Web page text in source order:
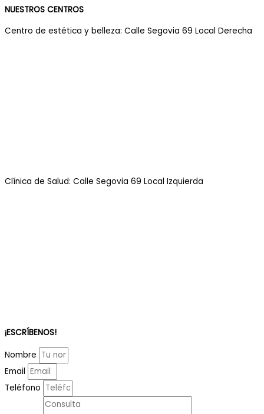
NUESTROS CENTROS
Centro de estética y belleza: Calle Segovia 69 Local Derecha
Clínica de Salud: Calle Segovia 69 Local Izquierda
¡ESCRÍBENOS!
Nombre
Email
Teléfono